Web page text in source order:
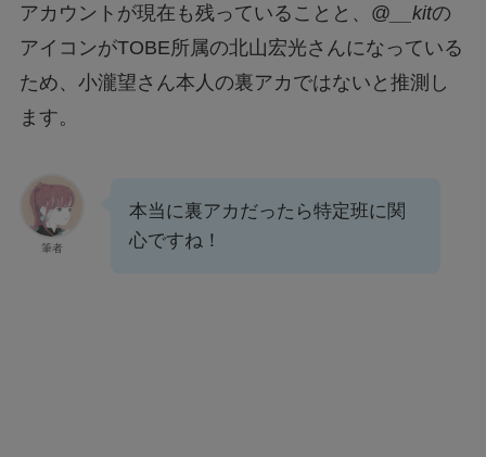
アカウントが現在も残っていることと、@ __kitの
アイコンがTOBE所属の北山宏光さんになっている
ため、小瀧望さん本人の裏アカではないと推測し
ます。
筆者
本当に裏アカだったら特定班に関
心ですね！